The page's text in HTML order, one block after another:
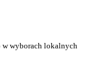
w wyborach lokalnych